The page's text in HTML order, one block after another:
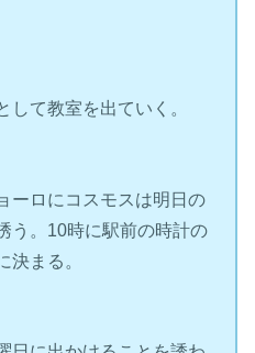
て教室を出ていく。
ーロにコスモスは明日の
う。10時に駅前の時計の
決まる。